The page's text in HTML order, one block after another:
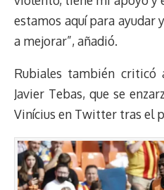
estamos aquí para ayudar
a mejorar”, añadió.
Rubiales también criticó
Javier Tebas, que se
Vinícius en Twitter tras el